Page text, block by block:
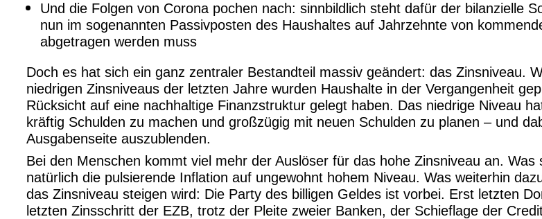
Und die Folgen von Corona pochen nach: sinnbildlich steht dafür der bilanzielle
nun im sogenannten Passivposten des Haushaltes auf Jahrzehnte von
abgetragen werden muss
Doch es hat sich ein ganz zentraler Bestandteil massiv geändert: das Zinsniveau.
niedrigen Zinsniveaus der letzten Jahre wurden Haushalte in der Vergangenheit
Rücksicht auf eine nachhaltige Finanzstruktur gelegt haben. Das niedrige Niveau
kräftig Schulden zu machen und großzügig mit neuen Schulden zu planen – und
Ausgabenseite auszublenden.
Bei den Menschen kommt viel mehr der Auslöser für das hohe Zinsniveau an. Was
natürlich die pulsierende Inflation auf ungewohnt hohem Niveau. Was weiterhin
das Zinsniveau steigen wird: Die Party des billigen Geldes ist vorbei. Erst letzten
letzten Zinsschritt der EZB, trotz der Pleite zweier Banken, der Schieflage der